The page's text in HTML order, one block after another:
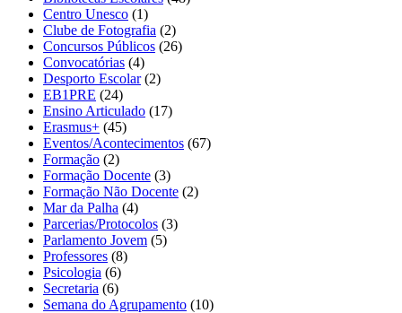
Centro Unesco (1)
Clube de Fotografia (2)
Concursos Públicos (26)
Convocatórias (4)
Desporto Escolar(2)
EB1PRE (24)
Ensino Articulado (17)
Erasmus+ (45)
Eventos/Acontecimentos (67)
Formação (2)
Formação Docente (3)
Formação Não Docente (2)
Mar da Palha (4)
Parcerias/Protocolos (3)
Parlamento Jovem (5)
Professores (8)
Psicologia (6)
Secretaria (6)
Semana do Agrupamento (10)